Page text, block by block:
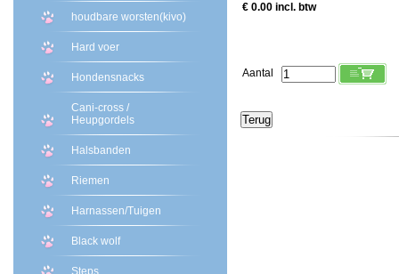
houdbare worsten(kivo)
Hard voer
Hondensnacks
Cani-cross /
Heupgordels
Halsbanden
Riemen
Harnassen/Tuigen
Black wolf
Steps
€ 0.00 incl. btw
Aantal